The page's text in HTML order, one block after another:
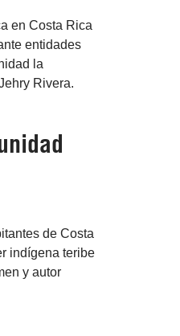
en Costa Rica
entidades
la
Rivera.
de Costa
indígena teribe
y autor